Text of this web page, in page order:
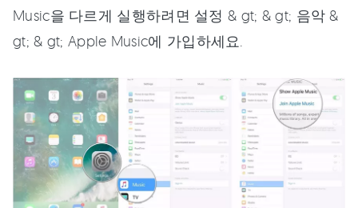
Music을 다르게 실행하려면 설정 & gt; & gt; 음악 &
gt; & gt; Apple Music에 가입하세요.